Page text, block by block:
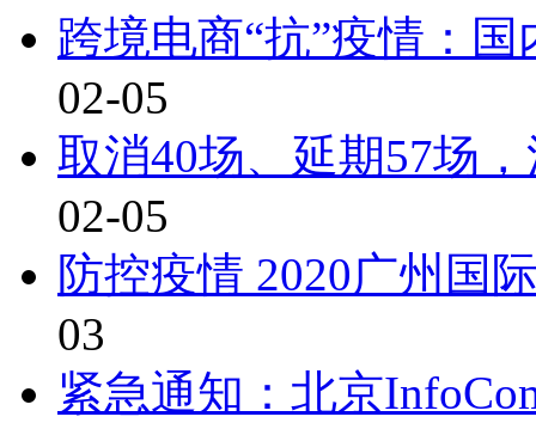
跨境电商“抗”疫情：
02-05
取消40场、延期57场
02-05
防控疫情 2020广州国
03
紧急通知：北京